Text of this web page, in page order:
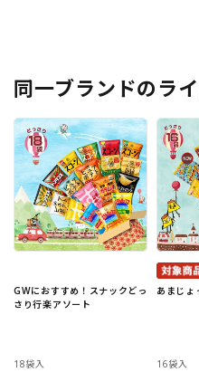
同一ブランドのラ
GWにおすすめ！スナックどっ
さり行楽アソート
18袋入
あまじょ
16袋入